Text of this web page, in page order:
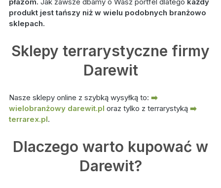
produkt jest tańszy niż w wielu podobnych branżowo
sklepach.
Sklepy terrarystyczne firmy
Darewit
Nasze sklepy online z szybką wysyłką to: ➡️
wielobranżowy darewit.pl oraz tylko z terrarystyką ➡️
terrarex.pl.
Dlaczego warto kupować w
Darewit?